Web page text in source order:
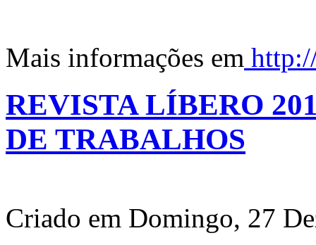
Mais informações em
REVISTA LÍBERO
DE TRABALHOS
Criado em Domingo, 27